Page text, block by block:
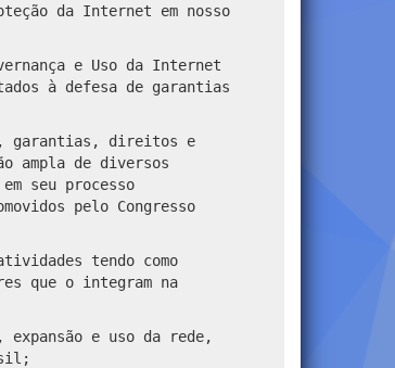
da Internet em nosso
e Uso da Internet
à defesa de garantias
garantias, direitos e
ampla de diversos
seu processo
pelo Congresso
tendo como
que o integram na
e uso da rede,